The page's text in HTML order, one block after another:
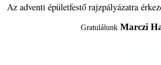
Az adventi épületfestő rajzpályázatra
Gratulálunk Marczi